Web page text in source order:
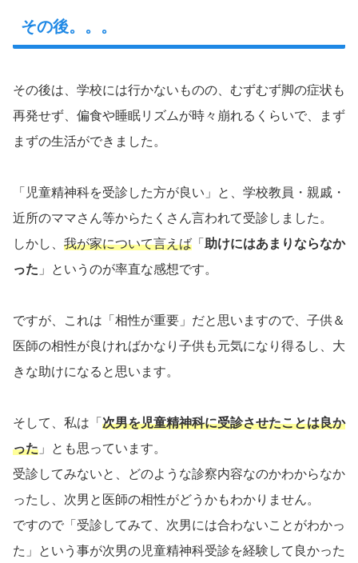
その後。。。
その後は、学校には行かないものの、むずむず脚の症状も
再発せず、偏食や睡眠リズムが時々崩れるくらいで、まず
まずの生活ができました。
「児童精神科を受診した方が良い」と、学校教員・親戚・
近所のママさん等からたくさん言われて受診しました。
しかし、 我が家について言えば 「 助けにはあまりならなか
った 」というのが率直な感想です。
ですが、これは「相性が重要」だと思いますので、子供＆
医師の相性が良ければかなり子供も元気になり得るし、大
きな助けになると思います。
そして、私は「 次男を児童精神科に受診させたことは良か
った 」とも思っています。
受診してみないと、どのような診察内容なのかわからなか
ったし、次男と医師の相性がどうかもわかりません。
ですので「受診してみて、次男には合わないことがわかっ
た」という事が次男の児童精神科受診を経験して良かった